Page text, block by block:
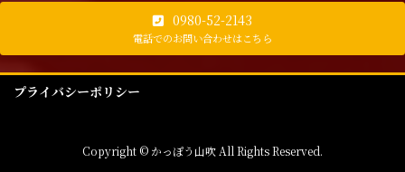
0980-52-2143
電話でのお問い合わせはこちら
プライバシーポリシー
Copyright © かっぽう山吹 All Rights Reserved.